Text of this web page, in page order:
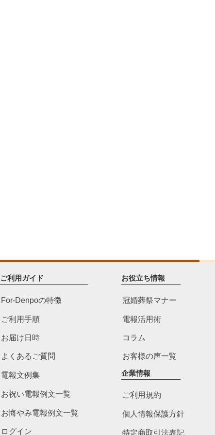
ご利用ガイド
For-Denpoの特徴
ご利用手順
お届け日時
よくあるご質問
電報文例集
お祝い電報例文一覧
お悔やみ電報例文一覧
ログイン
お役立ち情報
冠婚葬祭マナー
電報活用術
コラム
お客様の声一覧
企業情報
ご利用規約
個人情報保護方針
特定商取引法表記